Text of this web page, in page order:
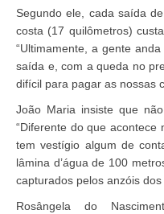
Segundo ele, cada saída
costa (17 quilômetros)
“Ultimamente, a gente
saída e, com a queda no
difícil para pagar as nossas
João Maria insiste que
“Diferente do que
tem vestígio algum de
lâmina d’água de 100
capturados pelos anzóis dos
Rosângela do